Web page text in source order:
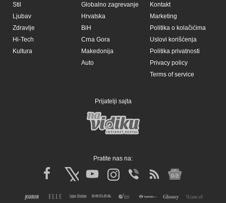
Stil
Ljubav
Zdravlje
Hi-Tech
Kultura
Globalno zagrevanje
Hrvatska
BiH
Crna Gora
Makedonija
Auto
Kontakt
Marketing
Politika o kolačićima
Uslovi korišćenja
Politika privatnosti
Privacy policy
Terms of service
Prijatelji sajta
Pratite nas na: